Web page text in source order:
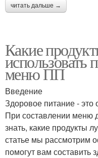
читать дальше →
Какие
использовать
меню ПП
Введение
Здоровое питание - это
При составлении меню
знать, какие продукты
статье мы рассмотрим
помогут вам составить